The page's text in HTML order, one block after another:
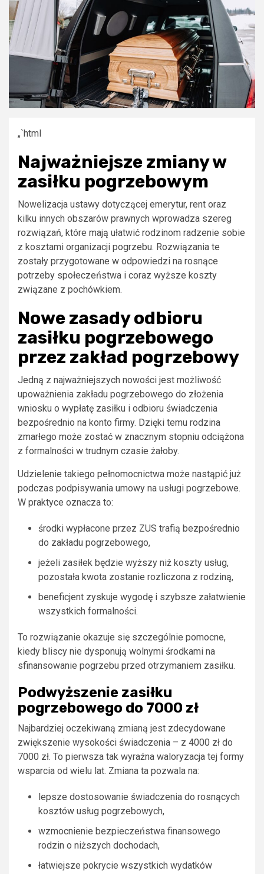
„`html
Najważniejsze zmiany w
zasiłku pogrzebowym
Nowelizacja ustawy dotyczącej emerytur, rent oraz
kilku innych obszarów prawnych wprowadza szereg
rozwiązań, które mają ułatwić rodzinom radzenie sobie
z kosztami organizacji pogrzebu. Rozwiązania te
zostały przygotowane w odpowiedzi na rosnące
potrzeby społeczeństwa i coraz wyższe koszty
związane z pochówkiem.
Nowe zasady odbioru
zasiłku pogrzebowego
przez zakład pogrzebowy
Jedną z najważniejszych nowości jest możliwość
upoważnienia zakładu pogrzebowego do złożenia
wniosku o wypłatę zasiłku i odbioru świadczenia
bezpośrednio na konto firmy. Dzięki temu rodzina
zmarłego może zostać w znacznym stopniu odciążona
z formalności w trudnym czasie żałoby.
Udzielenie takiego pełnomocnictwa może nastąpić już
podczas podpisywania umowy na usługi pogrzebowe.
W praktyce oznacza to:
środki wypłacone przez ZUS trafią bezpośrednio
do zakładu pogrzebowego,
jeżeli zasiłek będzie wyższy niż koszty usług,
pozostała kwota zostanie rozliczona z rodziną,
beneficjent zyskuje wygodę i szybsze załatwienie
wszystkich formalności.
To rozwiązanie okazuje się szczególnie pomocne,
kiedy bliscy nie dysponują wolnymi środkami na
sfinansowanie pogrzebu przed otrzymaniem zasiłku.
Podwyższenie zasiłku
pogrzebowego do 7000 zł
Najbardziej oczekiwaną zmianą jest zdecydowane
zwiększenie wysokości świadczenia – z 4000 zł do
7000 zł. To pierwsza tak wyraźna waloryzacja tej formy
wsparcia od wielu lat. Zmiana ta pozwala na:
lepsze dostosowanie świadczenia do rosnących
kosztów usług pogrzebowych,
wzmocnienie bezpieczeństwa finansowego
rodzin o niższych dochodach,
łatwiejsze pokrycie wszystkich wydatków